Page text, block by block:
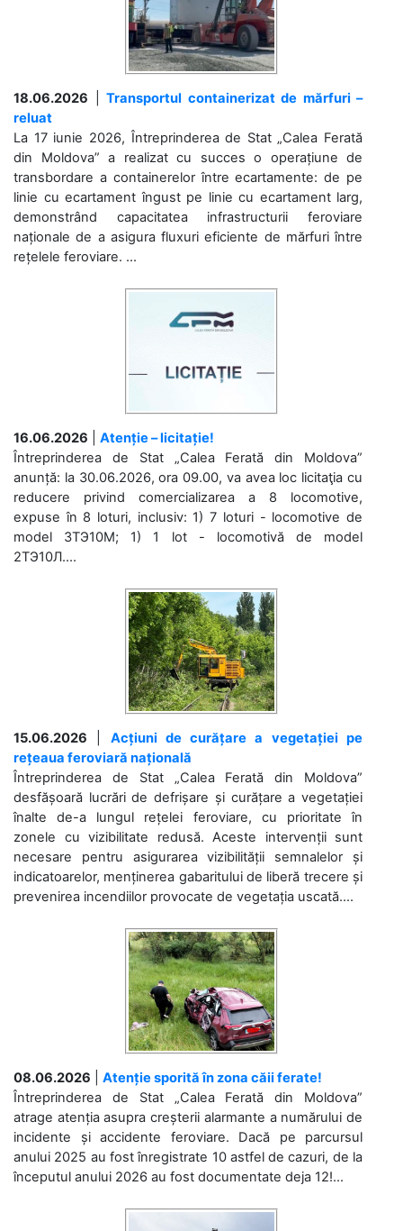
18.06.2026
Transportul containerizat de mărfuri –
reluat
La 17 iunie 2026, Întreprinderea de Stat „Calea Ferată
din Moldova” a realizat cu succes o operațiune de
transbordare a containerelor între ecartamente: de pe
linie cu ecartament îngust pe linie cu ecartament larg,
demonstrând capacitatea infrastructurii feroviare
naționale de a asigura fluxuri eficiente de mărfuri între
rețelele feroviare. ...
16.06.2026
Atenție – licitație!
Întreprinderea de Stat „Calea Ferată din Moldova”
anunță: la 30.06.2026, ora 09.00, va avea loc licitaţia cu
reducere privind comercializarea a 8 locomotive,
expuse în 8 loturi, inclusiv: 1) 7 loturi - locomotive de
model 3ТЭ10М; 1) 1 lot - locomotivă de model
2ТЭ10Л....
15.06.2026
Acțiuni de curățare a vegetației pe
rețeaua feroviară națională
Întreprinderea de Stat „Calea Ferată din Moldova”
desfășoară lucrări de defrișare și curățare a vegetației
înalte de-a lungul rețelei feroviare, cu prioritate în
zonele cu vizibilitate redusă. Aceste intervenții sunt
necesare pentru asigurarea vizibilității semnalelor și
indicatoarelor, menținerea gabaritului de liberă trecere și
prevenirea incendiilor provocate de vegetația uscată....
08.06.2026
Atenție sporită în zona căii ferate!
Întreprinderea de Stat „Calea Ferată din Moldova”
atrage atenția asupra creșterii alarmante a numărului de
incidente și accidente feroviare. Dacă pe parcursul
anului 2025 au fost înregistrate 10 astfel de cazuri, de la
începutul anului 2026 au fost documentate deja 12!...